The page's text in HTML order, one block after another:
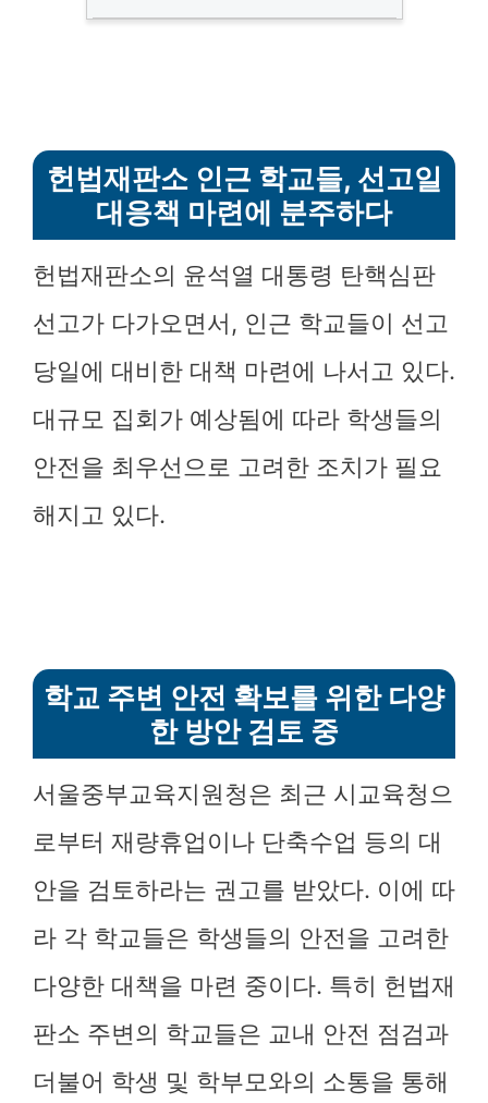
헌법재판소 인근 학교들, 선고일
대응책 마련에 분주하다
헌법재판소의 윤석열 대통령 탄핵심판
선고가 다가오면서, 인근 학교들이 선고
당일에 대비한 대책 마련에 나서고 있다.
대규모 집회가 예상됨에 따라 학생들의
안전을 최우선으로 고려한 조치가 필요
해지고 있다.
학교 주변 안전 확보를 위한 다양
한 방안 검토 중
서울중부교육지원청은 최근 시교육청으
로부터 재량휴업이나 단축수업 등의 대
안을 검토하라는 권고를 받았다. 이에 따
라 각 학교들은 학생들의 안전을 고려한
다양한 대책을 마련 중이다. 특히 헌법재
판소 주변의 학교들은 교내 안전 점검과
더불어 학생 및 학부모와의 소통을 통해